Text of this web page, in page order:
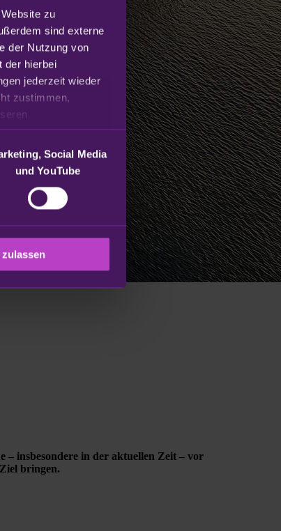
zu
sind externe
der Nutzung von
der hierbei
jederzeit wieder
zustimmen,
Social Media
und YouTube
zulassen
insbesondere in der aktuellen Zeit – vor
bringen.